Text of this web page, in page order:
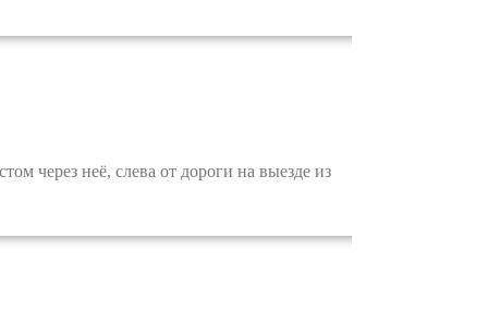
через неё, слева от дороги на выезде из